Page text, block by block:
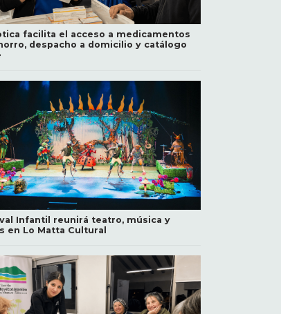
facilita el acceso a medicamentos
despacho a domicilio y catálogo
Infantil reunirá teatro, música y
en Lo Matta Cultural